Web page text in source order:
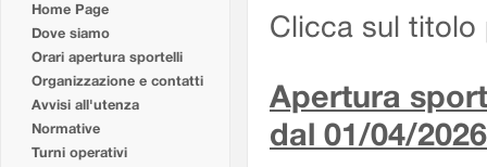
Home Page
Dove siamo
Orari apertura sportelli
Organizzazione e contatti
Avvisi all'utenza
Normative
Turni operativi
Clicca sul titolo
Apertura
dal 01/04/2026